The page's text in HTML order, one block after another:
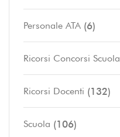
Personale ATA (6)
Ricorsi Concorsi Scuola
Ricorsi Docenti (132)
Scuola (106)